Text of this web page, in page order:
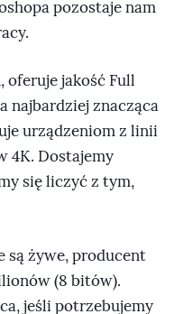
pozostaje nam
oferuje jakość Full
najbardziej znacząca
urządzeniom z linii
4K. Dostajemy
się liczyć z tym,
są żywe, producent
(8 bitów).
jeśli potrzebujemy